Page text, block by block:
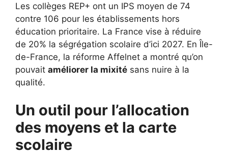
Les collèges REP+ ont un IPS moyen de 74
contre 106 pour les établissements hors
éducation prioritaire. La France vise à réduire
de 20% la ségrégation scolaire d’ici 2027. En Île-
de-France, la réforme Affelnet a montré qu’on
pouvait améliorer la mixité sans nuire à la
qualité.
Un outil pour l’allocation
des moyens et la carte
scolaire